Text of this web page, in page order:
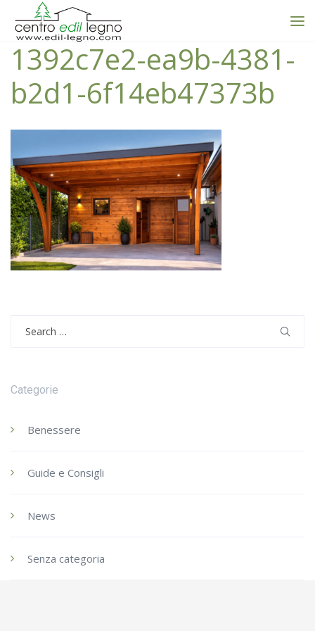
1392c7e2-ea9b-4381-
b2d1-6f14eb47373b
Categorie
Benessere
Guide e Consigli
News
Senza categoria